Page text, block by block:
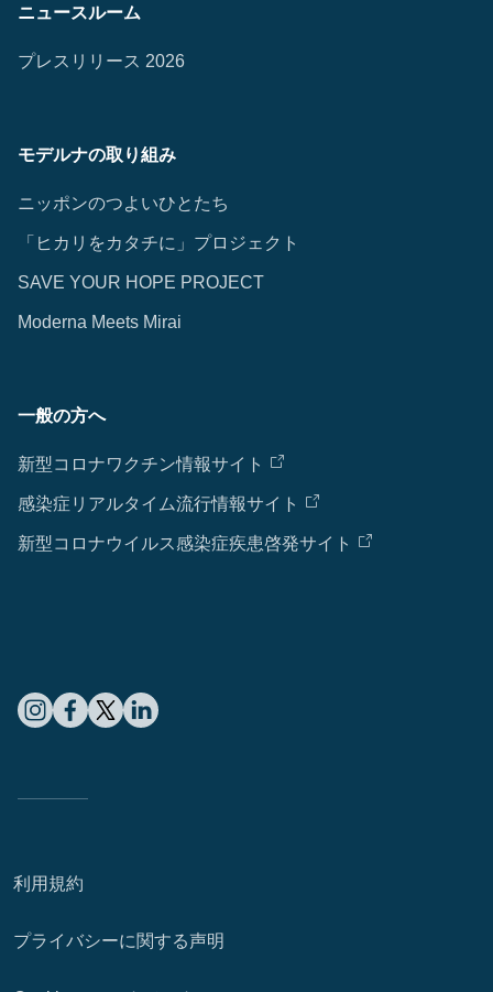
ニュースルーム
プレスリリース 2026
モデルナの取り組み
ニッポンのつよいひとたち
「ヒカリをカタチに」プロジェクト
SAVE YOUR HOPE PROJECT
Moderna Meets Mirai
一般の方へ
新型コロナワクチン情報サイト
感染症リアルタイム流行情報サイト
新型コロナウイルス感染症疾患啓発サイト
利用規約
プライバシーに関する声明